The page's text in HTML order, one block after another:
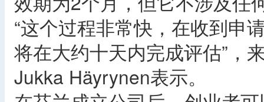
“这个过程非常快，在收到申
将在大约十天内完成评估”，
Jukka Häyrynen表示。